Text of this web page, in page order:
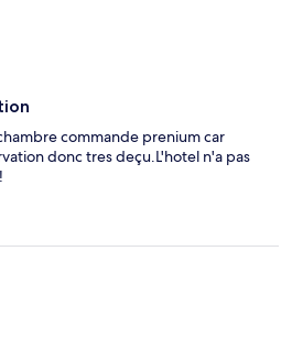
commande prenium car
donc tres deçu.L'hotel n'a pas